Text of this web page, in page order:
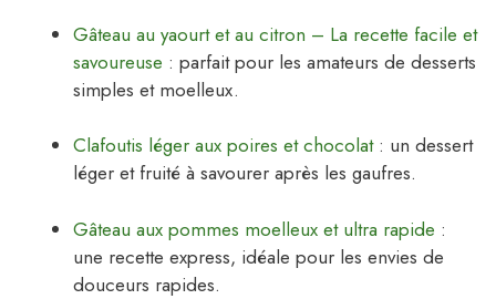
Gâteau au yaourt et au citron – La recette facile et
savoureuse : parfait pour les amateurs de desserts
simples et moelleux.
Clafoutis léger aux poires et chocolat: un dessert
léger et fruité à savourer après les gaufres.
Gâteau aux pommes moelleux et ultra rapide :
une recette express, idéale pour les envies de
douceurs rapides.